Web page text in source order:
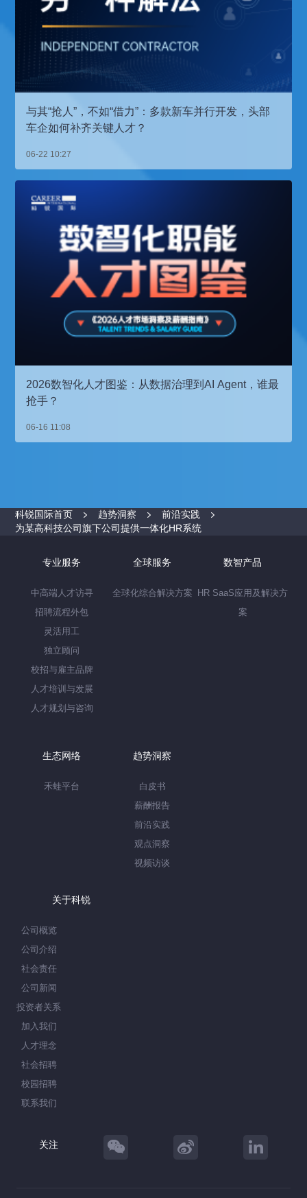
与其“抢人”，不如“借力”：多款新车并行开发，头部
车企如何补齐关键人才？
06-22 10:27
2026数智化人才图鉴：从数据治理到AI Agent，谁最
抢手？
06-16 11:08
科锐国际首页 趋势洞察
前沿实践
为某高科技公司旗下公司提供一体化HR系统
专业服务
中高端人才访寻
招聘流程外包
灵活用工
独立顾问
校招与雇主品牌
人才培训与发展
人才规划与咨询
全球服务
全球化综合解决方案
数智产品
HR SaaS应用及解决方
案
生态网络
禾蛙平台
趋势洞察
白皮书
薪酬报告
前沿实践
观点洞察
视频访谈
关于科锐
公司概览
公司介绍
社会责任
公司新闻
投资者关系
加入我们
人才理念
社会招聘
校园招聘
联系我们
关注